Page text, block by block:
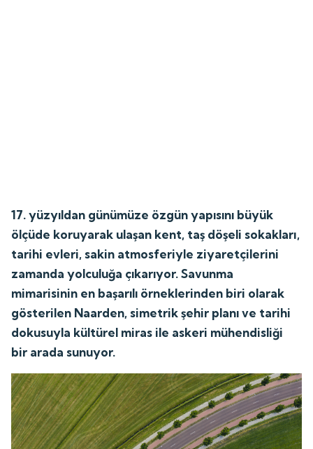
17. yüzyıldan günümüze özgün yapısını büyük
ölçüde koruyarak ulaşan kent, taş döşeli sokakları,
tarihi evleri, sakin atmosferiyle ziyaretçilerini
zamanda yolculuğa çıkarıyor. Savunma
mimarisinin en başarılı örneklerinden biri olarak
gösterilen Naarden, simetrik şehir planı ve tarihi
dokusuyla kültürel miras ile askeri mühendisliği
bir arada sunuyor.